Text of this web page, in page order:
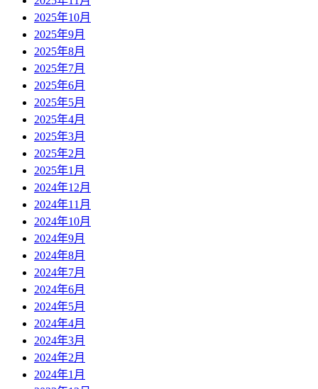
2025年10月
2025年9月
2025年8月
2025年7月
2025年6月
2025年5月
2025年4月
2025年3月
2025年2月
2025年1月
2024年12月
2024年11月
2024年10月
2024年9月
2024年8月
2024年7月
2024年6月
2024年5月
2024年4月
2024年3月
2024年2月
2024年1月